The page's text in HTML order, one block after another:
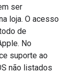
ser
loja. O acesso
de
No
suporte ao
não listados